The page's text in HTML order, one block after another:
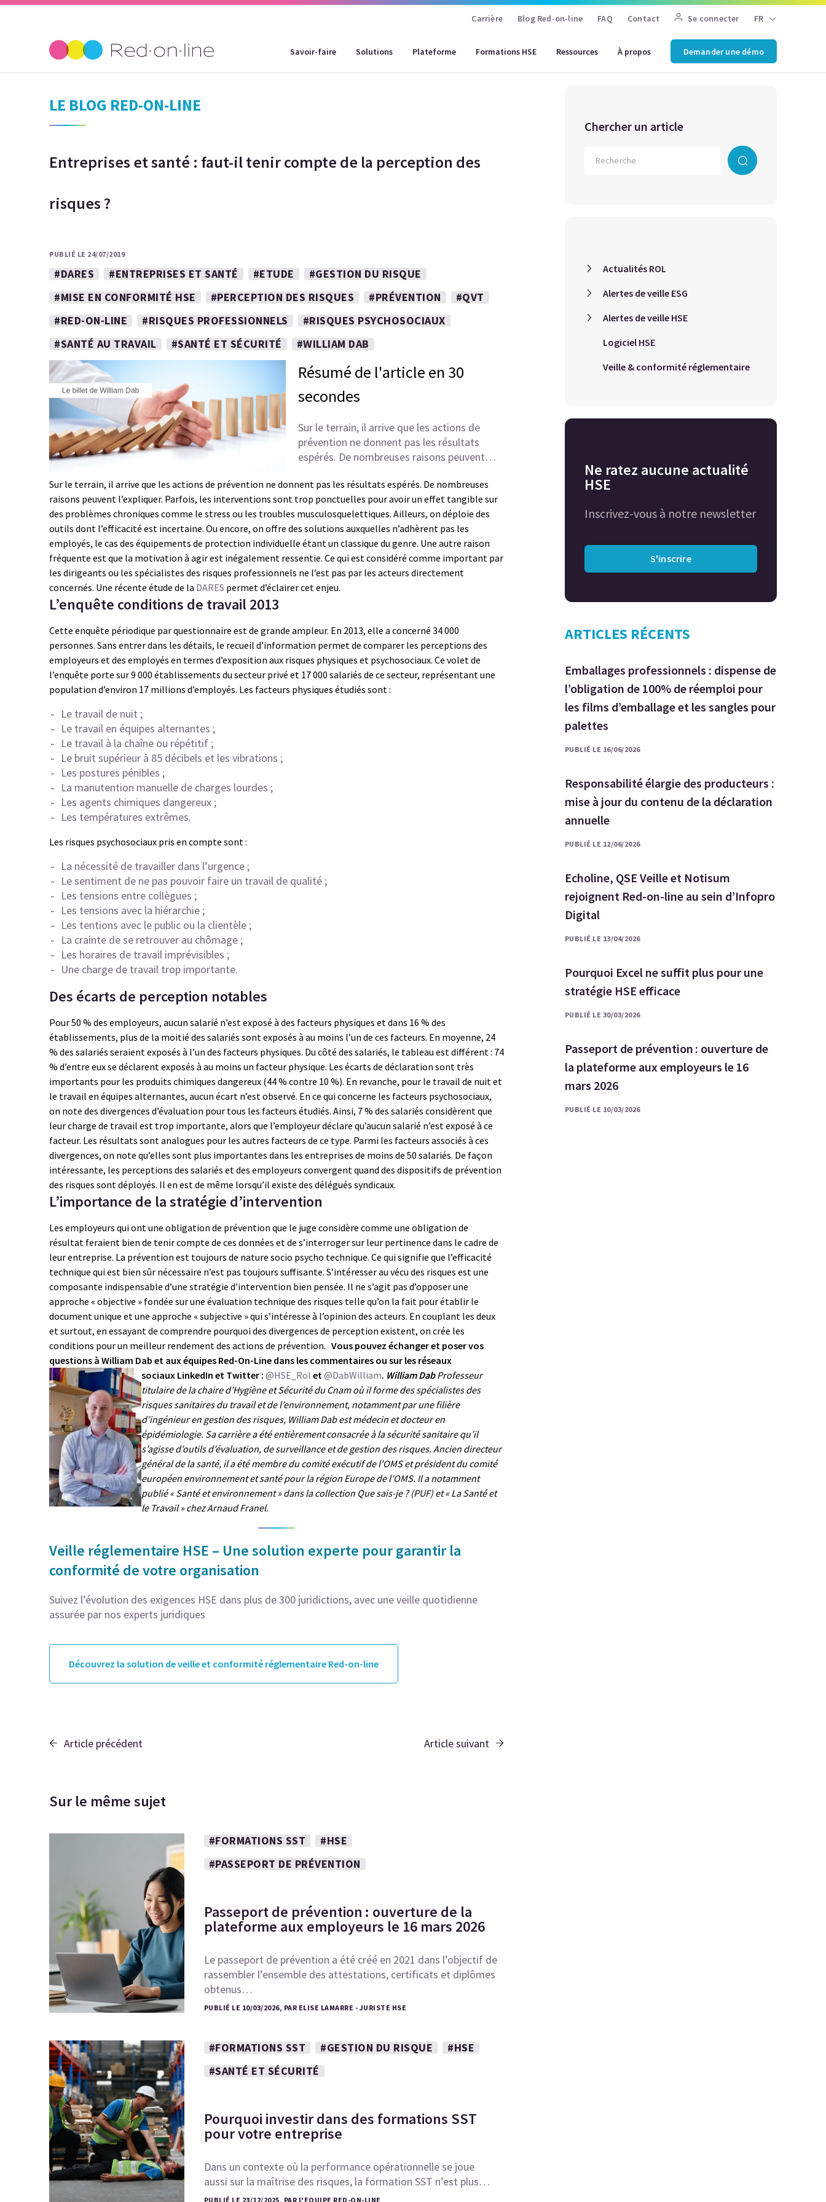
Carrière Blog Red-on-line FAQ Contact Se connecter FR
Savoir-faire Solutions Plateforme Formations HSE Ressources À propos Demander une démo
LE BLOG RED-ON-LINE
Entreprises et santé : faut-il tenir compte de la perception des
risques ?
PUBLIÉ LE 24/07/2019
#DARES #ENTREPRISES ET SANTÉ #ETUDE
#GESTION DU RISQUE
#MISE EN CONFORMITÉ HSE
#PERCEPTION DES RISQUES #PRÉVENTION
#QVT
#RED-ON-LINE
#RISQUES PROFESSIONNELS
#RISQUES PSYCHOSOCIAUX
#SANTÉ AU TRAVAIL
#SANTÉ ET SÉCURITÉ #WILLIAM DAB
Résumé de l'article en 30
secondes
Sur le terrain, il arrive que les actions de
prévention ne donnent pas les résultats
espérés. De nombreuses raisons peuvent…
Sur le terrain, il arrive que les actions de prévention ne donnent pas les résultats espérés. De nombreuses
raisons peuvent l’expliquer. Parfois, les interventions sont trop ponctuelles pour avoir un effet tangible sur
des problèmes chroniques comme le stress ou les troubles musculosquelettiques. Ailleurs, on déploie des
outils dont l’efficacité est incertaine. Ou encore, on offre des solutions auxquelles n’adhèrent pas les
employés, le cas des équipements de protection individuelle étant un classique du genre. Une autre raison
fréquente est que la motivation à agir est inégalement ressentie. Ce qui est considéré comme important par
les dirigeants ou les spécialistes des risques professionnels ne l’est pas par les acteurs directement
concernés. Une récente étude de la DARES permet d’éclairer cet enjeu.
L’enquête conditions de travail 2013
Cette enquête périodique par questionnaire est de grande ampleur. En 2013, elle a concerné 34 000
personnes. Sans entrer dans les détails, le recueil d’information permet de comparer les perceptions des
employeurs et des employés en termes d’exposition aux risques physiques et psychosociaux. Ce volet de
l’enquête porte sur 9 000 établissements du secteur privé et 17 000 salariés de ce secteur, représentant une
population d’environ 17 millions d’employés. Les facteurs physiques étudiés sont :
Le travail de nuit ;
Le travail en équipes alternantes ;
Le travail à la chaîne ou répétitif ;
Le bruit supérieur à 85 décibels et les vibrations ;
Les postures pénibles ;
La manutention manuelle de charges lourdes ;
Les agents chimiques dangereux ;
Les températures extrêmes.
Les risques psychosociaux pris en compte sont :
La nécessité de travailler dans l’urgence ;
Le sentiment de ne pas pouvoir faire un travail de qualité ;
Les tensions entre collègues ;
Les tensions avec la hiérarchie ;
Les tentions avec le public ou la clientèle ;
La crainte de se retrouver au chômage ;
Les horaires de travail imprévisibles ;
Une charge de travail trop importante.
Des écarts de perception notables
Pour 50 % des employeurs, aucun salarié n’est exposé à des facteurs physiques et dans 16 % des
établissements, plus de la moitié des salariés sont exposés à au moins l’un de ces facteurs. En moyenne, 24
% des salariés seraient exposés à l’un des facteurs physiques. Du côté des salariés, le tableau est différent : 74
% d’entre eux se déclarent exposés à au moins un facteur physique. Les écarts de déclaration sont très
importants pour les produits chimiques dangereux (44 % contre 10 %). En revanche, pour le travail de nuit et
le travail en équipes alternantes, aucun écart n’est observé. En ce qui concerne les facteurs psychosociaux,
on note des divergences d’évaluation pour tous les facteurs étudiés. Ainsi, 7 % des salariés considèrent que
leur charge de travail est trop importante, alors que l’employeur déclare qu’aucun salarié n’est exposé à ce
facteur. Les résultats sont analogues pour les autres facteurs de ce type. Parmi les facteurs associés à ces
divergences, on note qu’elles sont plus importantes dans les entreprises de moins de 50 salariés. De façon
intéressante, les perceptions des salariés et des employeurs convergent quand des dispositifs de prévention
des risques sont déployés. Il en est de même lorsqu’il existe des délégués syndicaux.
L’importance de la stratégie d’intervention
Les employeurs qui ont une obligation de prévention que le juge considère comme une obligation de
résultat feraient bien de tenir compte de ces données et de s’interroger sur leur pertinence dans le cadre de
leur entreprise. La prévention est toujours de nature socio psycho technique. Ce qui signifie que l’efficacité
technique qui est bien sûr nécessaire n’est pas toujours suffisante. S’intéresser au vécu des risques est une
composante indispensable d’une stratégie d’intervention bien pensée. Il ne s’agit pas d’opposer une
approche « objective » fondée sur une évaluation technique des risques telle qu’on la fait pour établir le
document unique et une approche « subjective » qui s’intéresse à l’opinion des acteurs. En couplant les deux
et surtout, en essayant de comprendre pourquoi des divergences de perception existent, on crée les
conditions pour un meilleur rendement des actions de prévention. Vous pouvez échanger et poser vos
questions à William Dab et aux équipes Red-On-Line dans les commentaires ou sur les réseaux
sociaux LinkedIn et Twitter : @HSE_Rol et@DabWilliam. William Dab Professeur
titulaire de la chaire d’Hygiène et Sécurité du Cnam où il forme des spécialistes des
risques sanitaires du travail et de l’environnement, notamment par une filière
d’ingénieur en gestion des risques, William Dab est médecin et docteur en
épidémiologie. Sa carrière a été entièrement consacrée à la sécurité sanitaire qu’il
s’agisse d’outils d’évaluation, de surveillance et de gestion des risques. Ancien directeur
général de la santé, il a été membre du comité exécutif de l’OMS et président du comité
européen environnement et santé pour la région Europe de l’OMS. Il a notamment
publié « Santé et environnement » dans la collection Que sais-je ? (PUF) et « La Santé et
le Travail » chez Arnaud Franel.
Veille réglementaire HSE – Une solution experte pour garantir la
conformité de votre organisation
Suivez l’évolution des exigences HSE dans plus de 300 juridictions, avec une veille quotidienne
assurée par nos experts juridiques
Découvrez la solution de veille et conformité réglementaire Red-on-line
Article précédent Article suivant
Sur le même sujet
#FORMATIONS SST
#HSE
#PASSEPORT DE PRÉVENTION
Passeport de prévention : ouverture de la
plateforme aux employeurs le 16 mars 2026
Le passeport de prévention a été créé en 2021 dans l’objectif de
rassembler l’ensemble des attestations, certificats et diplômes
obtenus…
PUBLIÉ LE 10/03/2026, PAR ELISE LAMARRE - JURISTE HSE
#FORMATIONS SST #GESTION DU RISQUE
#HSE
#SANTÉ ET SÉCURITÉ
Pourquoi investir dans des formations SST
pour votre entreprise
Dans un contexte où la performance opérationnelle se joue
aussi sur la maîtrise des risques, la formation SST n’est plus…
PUBLIÉ LE 23/12/2025, PAR L'EQUIPE RED-ON-LINE
Chercher un article
Actualités ROL
Alertes de veille ESG
Alertes de veille HSE
Logiciel HSE
Veille & conformité réglementaire
Ne ratez aucune actualité
HSE
Inscrivez-vous à notre newsletter
S'inscrire
ARTICLES RÉCENTS
Emballages professionnels : dispense de
l’obligation de 100% de réemploi pour
les films d’emballage et les sangles pour
palettes
PUBLIÉ LE 16/06/2026
Responsabilité élargie des producteurs :
mise à jour du contenu de la déclaration
annuelle
PUBLIÉ LE 12/06/2026
Echoline, QSE Veille et Notisum
rejoignent Red-on-line au sein d’Infopro
Digital
PUBLIÉ LE 13/04/2026
Pourquoi Excel ne suffit plus pour une
stratégie HSE efficace
PUBLIÉ LE 30/03/2026
Passeport de prévention : ouverture de
la plateforme aux employeurs le 16
mars 2026
PUBLIÉ LE 10/03/2026